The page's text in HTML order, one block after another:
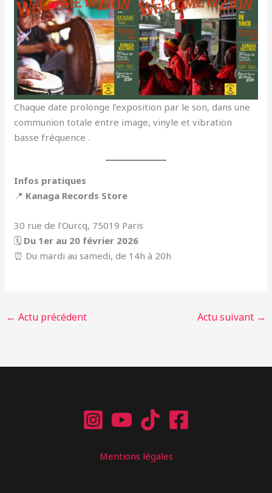
Chaque date prolonge l’exposition par le son, dans une
communion totale entre image, vinyle et vibration
basse fréquence .
Infos pratiques
📍 Kanaga Records Store
30 rue de l’Ourcq, 75019 Paris
🗓 Du 1er au 20 février 2026
⏰ Du mardi au samedi, de 14h à 20h
← Actu précédent Actu suivant →
Mentions légales